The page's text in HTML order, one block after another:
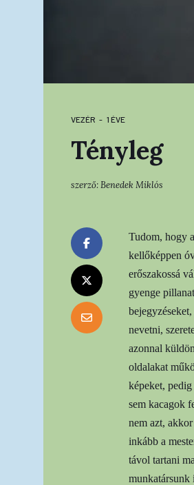
VEZÉR 1 ÉVE
Tényleg
szerző:Benedek Miklós
Tudom, hogy
kellőképpen
erőszakossá
gyenge
nevetni,
azonnal
oldalakat
képeket,
sem kacagok
nem azt,
inkább a
távol tartani
munkatársunk